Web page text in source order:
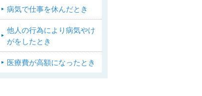
病気で仕事を休んだとき
他人の行為により病気やけ
がをしたとき
医療費が高額になったとき